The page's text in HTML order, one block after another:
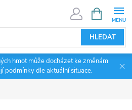
HLEDAT
NÁKUPNÍ
KOŠÍK
hmot může docházet ke změnám
podmínky dle aktuální situace.